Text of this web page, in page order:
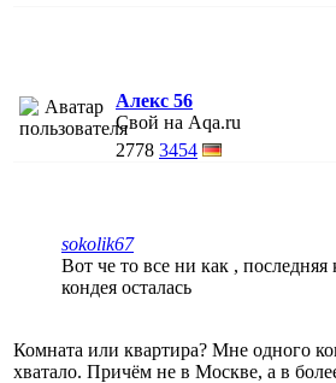
Алекс 56
Свой на Aqa.ru
2778 3454
sokolik67
Вот че то все ни как , последняя
кондея осталась
Комната или квартира? Мне одного
хватало. Причём не в Москве, а в